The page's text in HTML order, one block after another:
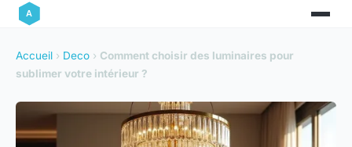
Accueil › Deco › Comment choisir des luminaires pour
sublimer votre intérieur ?